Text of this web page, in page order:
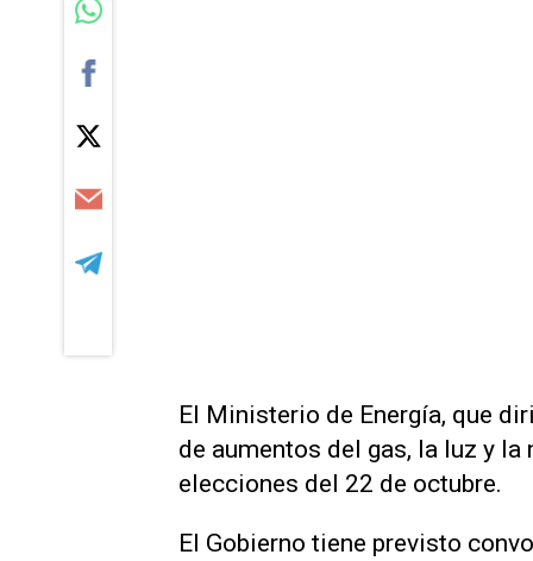
El Ministerio de Energía, que
de aumentos del gas, la luz y
elecciones del 22 de octubre.
El Gobierno tiene previsto